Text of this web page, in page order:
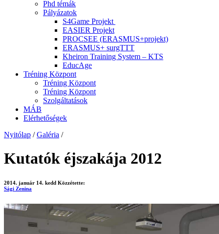
Phd témák
Pályázatok
S4Game Projekt
EASIER Projekt
PROCSEE (ERASMUS+projekt)
ERASMUS+ surgTTT
Kheiron Training System – KTS
EducAge
Tréning Központ
Tréning Központ
Tréning Központ
Szolgáltatások
MÁB
Elérhetőségek
Nyitólap / Galéria /
Kutatók éjszakája 2012
2014. január 14. kedd Közzétette:
Sági Zenina